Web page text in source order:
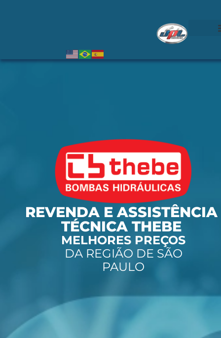
REVENDA E ASSISTÊNCIA
TÉCNICA THEBE
MELHORES PREÇOS
DA REGIÃO DE SÃO
PAULO